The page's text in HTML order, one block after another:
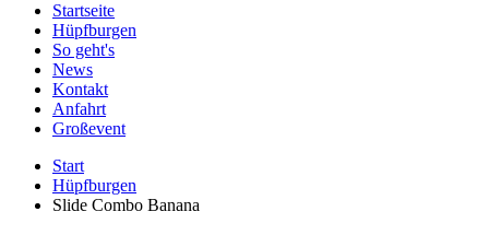
Startseite
Hüpfburgen
So geht's
News
Kontakt
Anfahrt
Großevent
Start
Hüpfburgen
Slide Combo Banana